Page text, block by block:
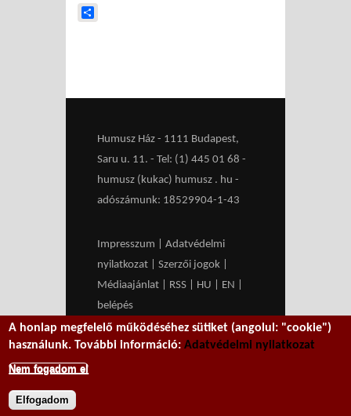
Humusz Ház - 1111 Budapest,
Saru u. 11. - Tel: (1) 445 01 68 -
humusz (kukac) humusz . hu -
adószámunk: 18529904-1-43
Impresszum
Adatvédelmi
nyilatkozat
Szerzői jogok
Médiaajánlat
RSS HU EN
belépés
We work withMXGuarddog to
prevent spam.
A honlap megfelelő működéséhez sütiket (angolul: "cookie")
használunk. További információ:Adatvédelmi nyilatkozat
Nem fogadom el
Elfogadom